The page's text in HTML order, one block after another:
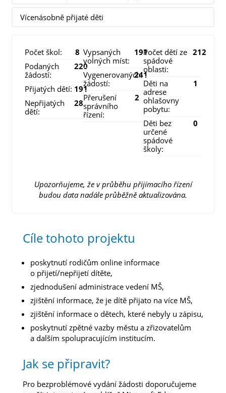
Vícenásobně přijaté děti
Počet škol:
8
Podaných
žádostí:
220
Přijatých dětí: 191
Nepřijatých
dětí:
28
Vypsaných
volných míst:
191
Vygenerovaných
žádostí:
241
Přerušení
správního
řízení:
2
Počet dětí ze
spádové
oblasti:
212
Děti na
adrese
ohlašovny
pobytu:
1
Děti bez
určené
spádové
školy:
0
Upozorňujeme, že v průběhu přijímacího řízení
budou data nadále průběžně aktualizována.
Cíle tohoto projektu
poskytnutí rodičům online informace
o přijetí/nepřijetí dítěte,
zjednodušení administrace vedení MŠ,
zjištění informace, že je dítě přijato na více MŠ,
zjištění informace o dětech, které nebyly u zápisu,
poskytnutí zpětné vazby městu a zřizovatelům
a dalším spolupracujícím institucím.
Jak se připravit?
Pro bezproblémové vydání žádosti doporučujeme